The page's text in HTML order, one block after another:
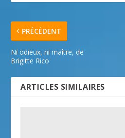
PRÉCÉDENT
Ni odieux, ni maître, de
Brigitte Rico
ARTICLES SIMILAIRES